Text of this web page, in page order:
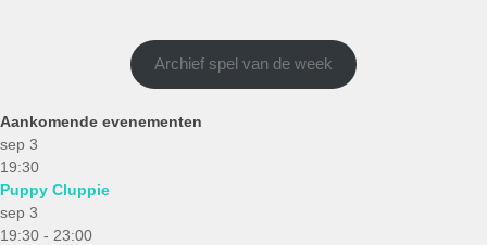
Archief spel van de week
Aankomende evenementen
sep 3
19:30
Puppy Cluppie
sep 3
19:30 - 23:00